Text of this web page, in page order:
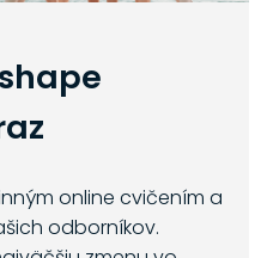
online cvičením a
odborníkov.